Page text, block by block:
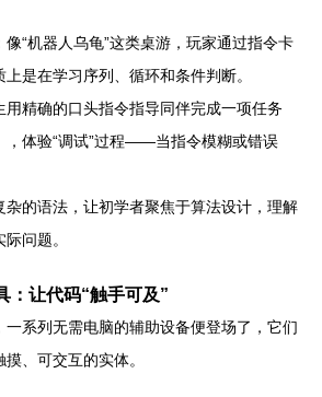
像“机器人乌龟”这类桌游，玩家通过指令卡
是在学习序列、循环和条件判断。
用精确的口头指令指导同伴完成一项任务
，体验“调试”过程——当指令模糊或错误
杂的语法，让初学者聚焦于算法设计，理解
问题。
：让代码“触手可及”
一系列无需电脑的辅助设备便登场了，它们
、可交互的实体。